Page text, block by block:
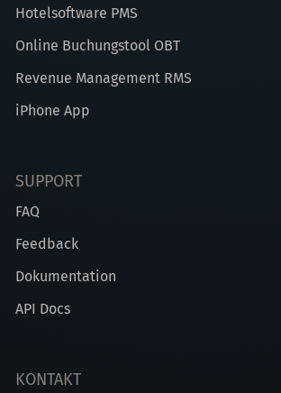
Hotelsoftware PMS
Online Buchungstool OBT
Revenue Management RMS
iPhone App
SUPPORT
FAQ
Feedback
Dokumentation
API Docs
KONTAKT